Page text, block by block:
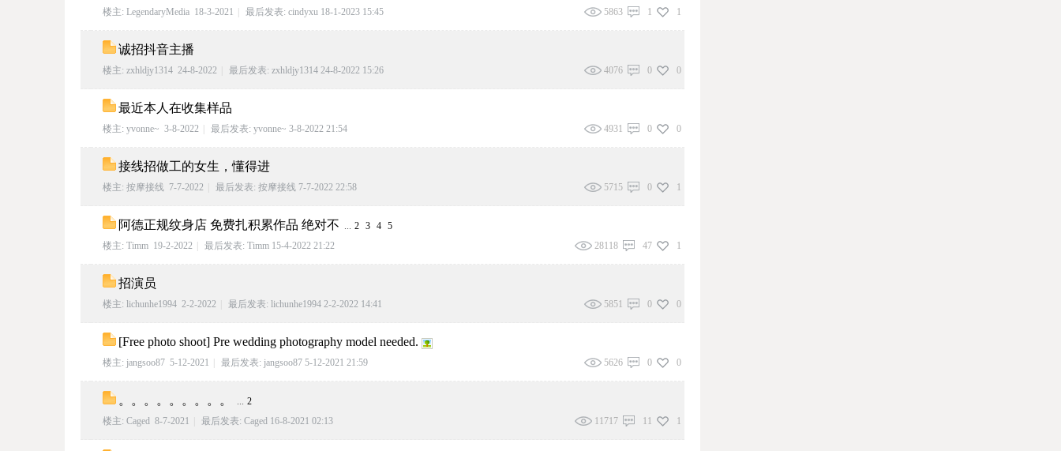
楼主: LegendaryMedia 18-3-2021 最后发表: cindyxu 18-1-2023 15:45 5863 1 1
诚招抖音主播
楼主: zxhldjy1314 24-8-2022 最后发表: zxhldjy1314 24-8-2022 15:26 4076 0 0
最近本人在收集样品
楼主: yvonne~ 3-8-2022 最后发表: yvonne~ 3-8-2022 21:54 4931 0 0
接线招做工的女生，懂得进
楼主: 按摩接线 7-7-2022 最后发表: 按摩接线 7-7-2022 22:58 5715 0 1
阿德正规纹身店 免费扎积累作品 绝对不 ... 2 3 4 5
楼主: Timm 19-2-2022 最后发表: Timm 15-4-2022 21:22 28118 47 1
招演员
楼主: lichunhe1994 2-2-2022 最后发表: lichunhe1994 2-2-2022 14:41 5851 0 0
[Free photo shoot] Pre wedding photography model needed.
楼主: jangsoo87 5-12-2021 最后发表: jangsoo87 5-12-2021 21:59 5626 0 0
。。。。。。。。。 ... 2
楼主: Caged 8-7-2021 最后发表: Caged 16-8-2021 02:13 11717 11 1